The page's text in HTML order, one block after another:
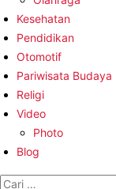
Kesehatan
Pendidikan
Otomotif
Pariwisata Budaya
Religi
Video
Photo
Blog
Cari